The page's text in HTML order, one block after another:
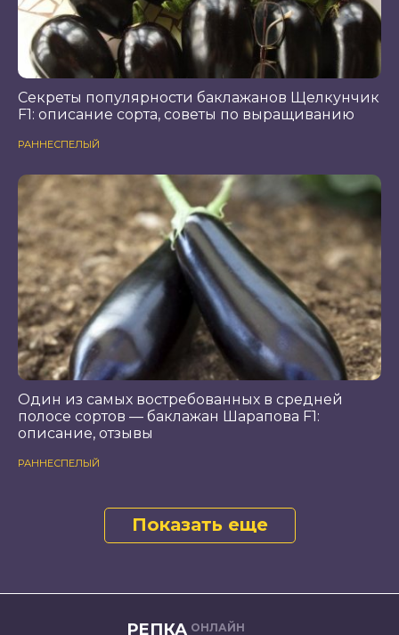
Секреты популярности баклажанов Щелкунчик
F1: описание сорта, советы по выращиванию
РАННЕСПЕЛЫЙ
Один из самых востребованных в средней
полосе сортов — баклажан Шарапова F1:
описание, отзывы
РАННЕСПЕЛЫЙ
Показать еще
РЕПКА ОНЛАЙН